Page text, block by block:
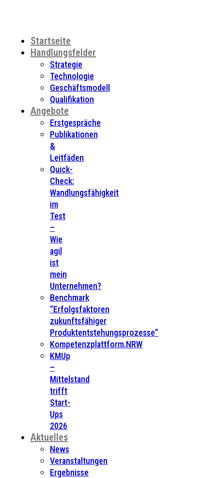
Startseite
Handlungsfelder
Strategie
Technologie
Geschäftsmodell
Qualifikation
Angebote
Erstgespräche
Publikationen
&
Leitfäden
Quick-
Check:
Wandlungsfähigkeit
im
Test
–
Wie
agil
ist
mein
Unternehmen?
Benchmark
“Erfolgsfaktoren
zukunftsfähiger
Produktentstehungsprozesse”
Kompetenzplattform.NRW
KMUp
–
Mittelstand
trifft
Start-
Ups
2026
Aktuelles
News
Veranstaltungen
Ergebnisse